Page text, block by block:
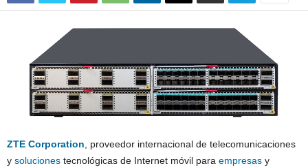
ZTE Corporation , proveedor internacional de telecomunicaciones
y soluciones tecnológicas de Internet móvil para empresas y